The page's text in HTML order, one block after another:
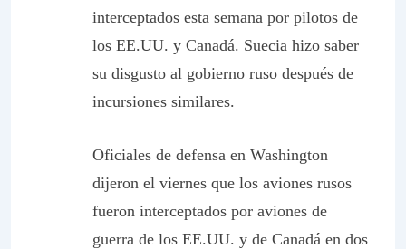
interceptados esta semana por pilotos de
los EE.UU. y Canadá. Suecia hizo saber
su disgusto al gobierno ruso después de
incursiones similares.
Oficiales de defensa en Washington
dijeron el viernes que los aviones rusos
fueron interceptados por aviones de
guerra de los EE.UU. y de Canadá en dos